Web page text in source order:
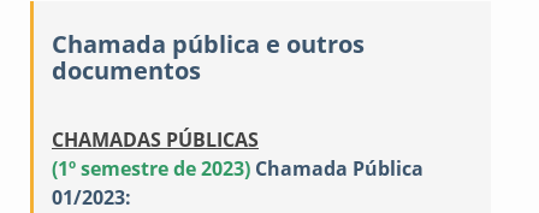
Chamada pública e outros
documentos
CHAMADAS PÚBLICAS
(1º semestre de 2023) Chamada Pública
01/2023: